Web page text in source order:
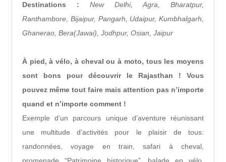
Destinations : New Delhi, Agra, Bharatpur,
Ranthambore, Bijaipur, Pangarh, Udaipur, Kumbhalgarh,
Ghanerao, Bera(Jawai), Jodhpur, Osian, Jaipur
À pied, à vélo, à cheval ou à moto, tous les moyens
sont bons pour découvrir le Rajasthan ! Vous
pouvez même tout faire mais attention pas n’importe
quand et n’importe comment !
Exemple d’un parcours unique d’aventure réunissant
une multitude d’activités pour le plaisir de tous:
randonnées, voyage en train, safari à cheval,